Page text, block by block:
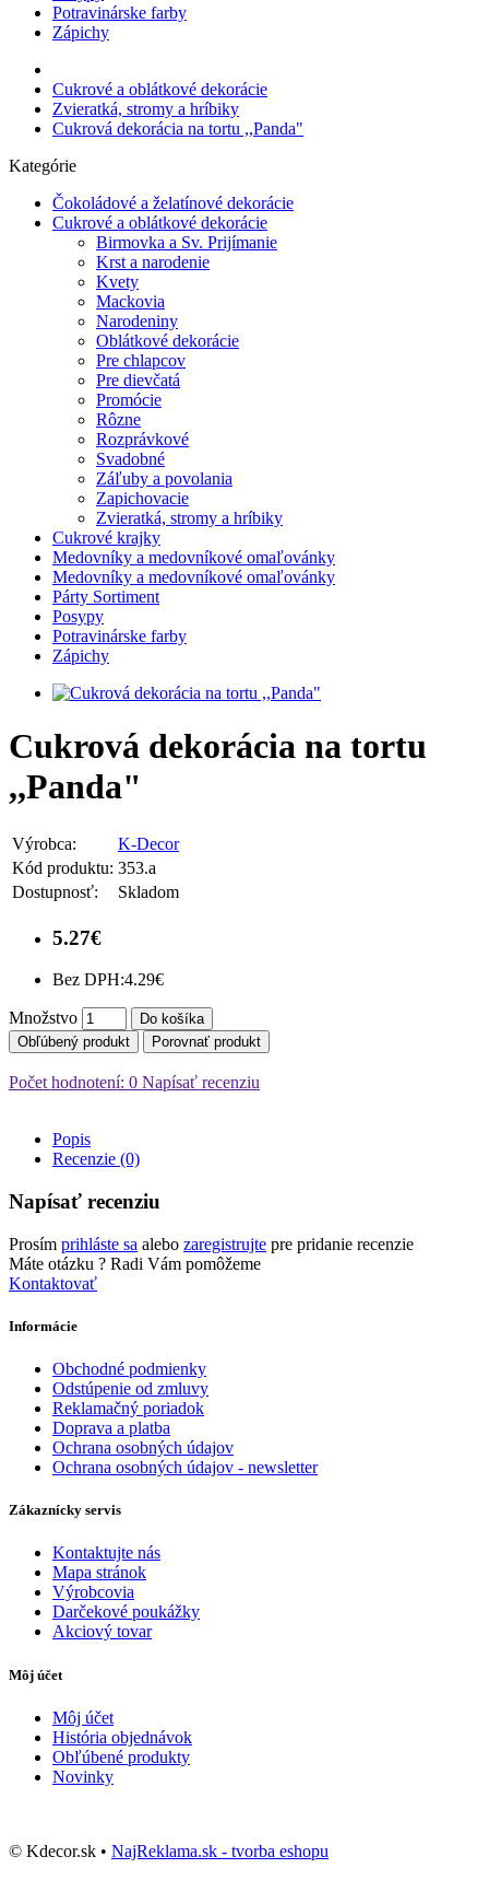
Potravinárske farby
Zápichy
Cukrové a oblátkové dekorácie
Zvieratká, stromy a hríbiky
Cukrová dekorácia na tortu ,,Panda"
Kategórie
Čokoládové a želatínové dekorácie
Cukrové a oblátkové dekorácie
Birmovka a Sv. Prijímanie
Krst a narodenie
Kvety
Mackovia
Narodeniny
Oblátkové dekorácie
Pre chlapcov
Pre dievčatá
Promócie
Rôzne
Rozprávkové
Svadobné
Záľuby a povolania
Zapichovacie
Zvieratká, stromy a hríbiky
Cukrové krajky
Medovníky a medovníkové omaľovánky
Medovníky a medovníkové omaľovánky
Párty Sortiment
Posypy
Potravinárske farby
Zápichy
Cukrová dekorácia na tortu
,,Panda"
Výrobca:
K-Decor
Kód produktu: 353.a
Dostupnosť:
Skladom
5.27€
Bez DPH:4.29€
Množstvo
Do košíka
Obľúbený produkt
Porovnať produkt
Počet hodnotení: 0 Napísať recenziu
Popis
Recenzie (0)
Napísať recenziu
Prosím prihláste sa alebo zaregistrujte pre pridanie recenzie
Máte otázku ? Radi Vám pomôžeme
Kontaktovať
Informácie
Obchodné podmienky
Odstúpenie od zmluvy
Reklamačný poriadok
Doprava a platba
Ochrana osobných údajov
Ochrana osobných údajov - newsletter
Zákaznícky servis
Kontaktujte nás
Mapa stránok
Výrobcovia
Darčekové poukážky
Akciový tovar
Môj účet
Môj účet
História objednávok
Obľúbené produkty
Novinky
© Kdecor.sk • NajReklama.sk - tvorba eshopu